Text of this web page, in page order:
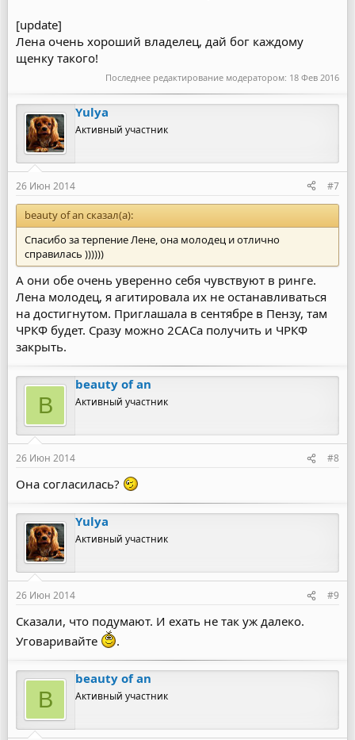
[update]
Лена очень хороший владелец, дай бог каждому
щенку такого!
Последнее редактирование модератором: 18 Фев 2016
Yulya
Активный участник
26 Июн 2014 #7
beauty of an сказал(а):
Спасибо за терпение Лене, она молодец и отлично
справилась ))))))
А они обе очень уверенно себя чувствуют в ринге.
Лена молодец, я агитировала их не останавливаться
на достигнутом. Приглашала в сентябре в Пензу, там
ЧРКФ будет. Сразу можно 2САСа получить и ЧРКФ
закрыть.
B
beauty of an
Активный участник
26 Июн 2014 #8
Она согласилась?
Yulya
Активный участник
26 Июн 2014 #9
Сказали, что подумают. И ехать не так уж далеко.
Уговаривайте
.
B
beauty of an
Активный участник